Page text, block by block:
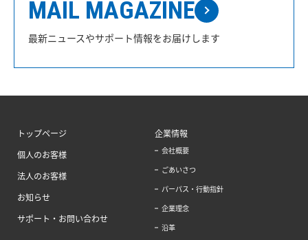
MAIL MAGAZINE
最新ニュースやサポート情報をお届けします
トップページ
個人のお客様
法人のお客様
お知らせ
サポート・お問い合わせ
企業情報
会社概要
ごあいさつ
パーパス・行動指針
企業理念
沿革